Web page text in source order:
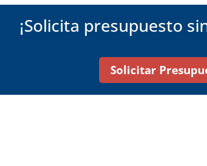
¡Solicita presupuesto
Solicitar